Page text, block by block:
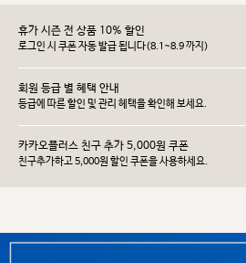
휴가 시즌 전 상품 10% 할인
로그인 시 쿠폰 자동 발급 됩니다(8.1~8.9 까지)
회원 등급 별 혜택 안내
등급에 따른 할인 및 관리 헤택을 확인해 보세요.
카카오플러스 친구 추가 5,000원 쿠폰
친구추가하고 5,000원 할인 쿠폰을 사용하세요.